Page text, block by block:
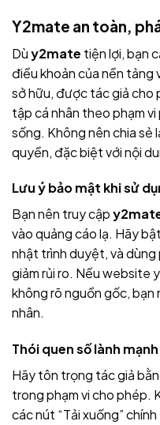
Y2mate an toàn,
Dùy2mate tiện lợi, bạn
điều khoản của nền tảng
sở hữu, được tác giả cho
tập cá nhân theo phạm
sống. Không nên chia sẻ
quyền, đặc biệt với nội
Lưu ý bảo mật khi sử
Bạn nên truy cập
vào quảng cáo lạ. Hãy
nhật trình duyệt, và
giảm rủi ro. Nếu website
không rõ nguồn gốc, bạn
nhân.
Thói quen số lành mạnh
Hãy tôn trọng tác giả
trong phạm vi cho phép.
các nút “Tải xuống”